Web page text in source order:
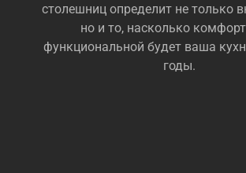
столешниц определит не только
но и то, насколько
функциональной будет ваша
годы.